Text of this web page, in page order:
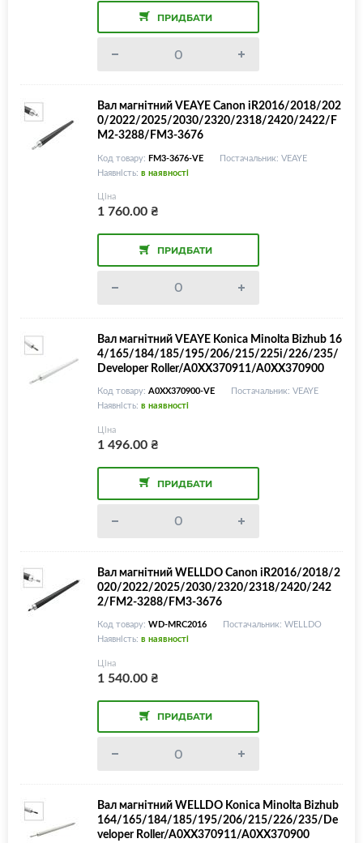
ПРИДБАТИ
Вал магнітний VEAYE Canon iR2016/2018/202
0/2022/2025/2030/2320/2318/2420/2422/F
M2-3288/FM3-3676
Код товару: FM3-3676-VE
Постачальник: VEAYE
Наявність: в наявності
Ціна
1 760.00₴
ПРИДБАТИ
Вал магнітний VEAYE Konica Minolta Bizhub 16
4/165/184/185/195/206/215/225i/226/235/
Developer Roller/A0XX370911/A0XX370900
Код товару: A0XX370900-VE
Постачальник: VEAYE
Наявність: в наявності
Ціна
1 496.00₴
ПРИДБАТИ
Вал магнітний WELLDO Canon iR2016/2018/2
020/2022/2025/2030/2320/2318/2420/242
2/FM2-3288/FM3-3676
Код товару: WD-MRC2016
Постачальник: WELLDO
Наявність: в наявності
Ціна
1 540.00₴
ПРИДБАТИ
Вал магнітний WELLDO Konica Minolta Bizhub
164/165/184/185/195/206/215/226/235/De
veloper Roller/A0XX370911/A0XX370900